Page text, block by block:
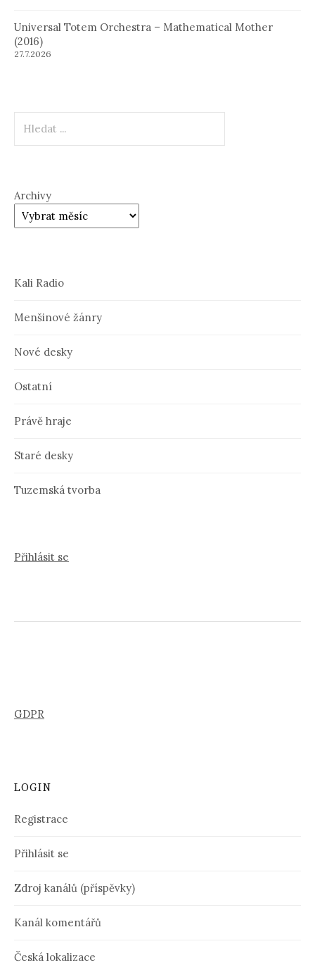
Universal Totem Orchestra – Mathematical Mother
(2016)
27.7.2026
Archivy
Kali Radio
Menšinové žánry
Nové desky
Ostatní
Právě hraje
Staré desky
Tuzemská tvorba
Přihlásit se
GDPR
LOGIN
Registrace
Přihlásit se
Zdroj kanálů (příspěvky)
Kanál komentářů
Česká lokalizace